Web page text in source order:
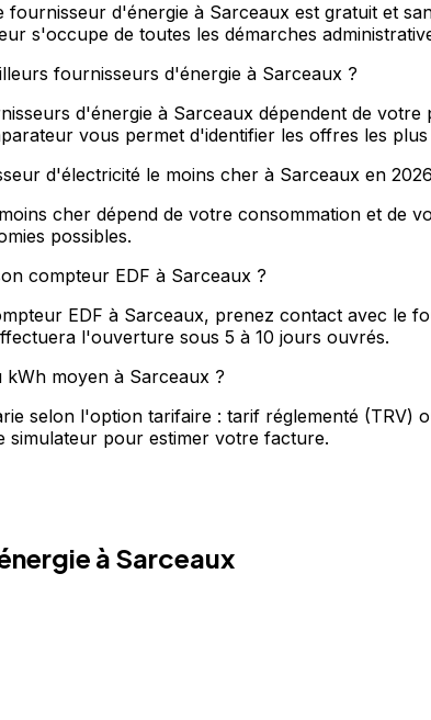
fournisseur d'énergie à Sarceaux est gratuit et
s'occupe de toutes les démarches
fournisseurs d'énergie à Sarceaux ?
d'énergie à Sarceaux dépendent de
vous permet d'identifier les offres les
d'électricité le moins cher à Sarceaux en
cher dépend de votre consommation et de
possibles.
compteur EDF à Sarceaux ?
EDF à Sarceaux, prenez contact avec le
l'ouverture sous 5 à 10 jours ouvrés.
kWh moyen à Sarceaux ?
selon l'option tarifaire : tarif réglementé (TRV)
simulateur pour estimer votre facture.
à Sarceaux